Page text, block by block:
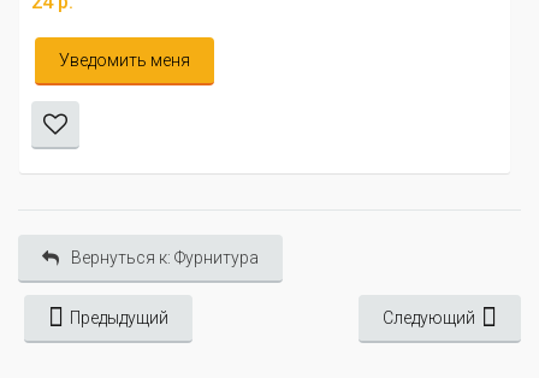
Вернуться к: Фурнитура
Предыдущий Следующий